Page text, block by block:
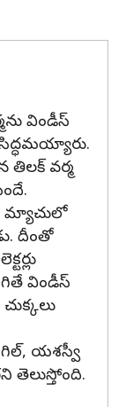
విండీస్
సిద్ధమయ్యారు.
తిలక్ వర్మ
మ్యాచులో
దీంతో
విండీస్
యశస్వీ
తెలుస్తోంది.